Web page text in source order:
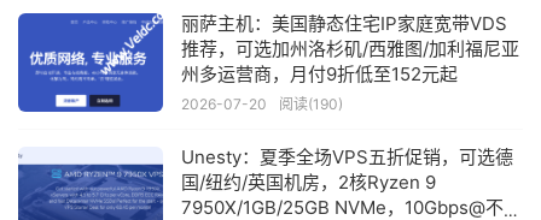
丽萨主机：美国静态住宅IP家庭宽带VDS
推荐，可选加州洛杉矶/西雅图/加利福尼亚
州多运营商，月付9折低至152元起
2026-07-20 阅读(190)
Unesty：夏季全场VPS五折促销，可选德
国/纽约/英国机房，2核Ryzen 9
7950X/1GB/25GB NVMe，10Gbps@不限